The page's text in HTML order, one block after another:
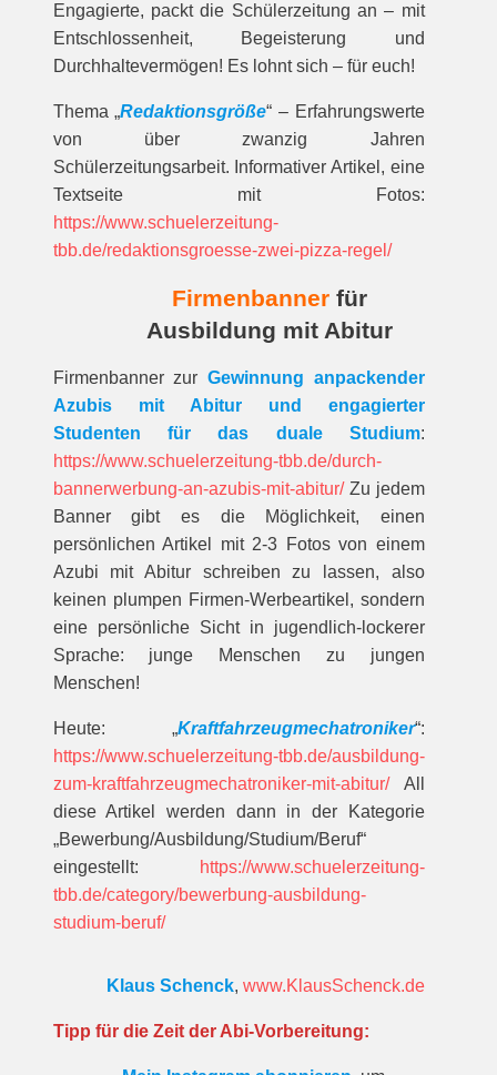
Engagierte, packt die Schülerzeitung an – mit
Entschlossenheit, Begeisterung und
Durchhaltevermögen! Es lohnt sich – für euch!
Thema „Redaktionsgröße“ – Erfahrungswerte
von über zwanzig Jahren
Schülerzeitungsarbeit. Informativer Artikel, eine
Textseite mit Fotos:
https://www.schuelerzeitung-
tbb.de/redaktionsgroesse-zwei-pizza-regel/
Firmenbanner für
Ausbildung mit Abitur
Firmenbanner zurGewinnung anpackender
Azubis mit Abitur und engagierter
Studenten für das duale Studium:
https://www.schuelerzeitung-tbb.de/durch-
bannerwerbung-an-azubis-mit-abitur/Zu jedem
Banner gibt es die Möglichkeit, einen
persönlichen Artikel mit 2-3 Fotos von einem
Azubi mit Abitur schreiben zu lassen, also
keinen plumpen Firmen-Werbeartikel, sondern
eine persönliche Sicht in jugendlich-lockerer
Sprache: junge Menschen zu jungen
Menschen!
Heute: „Kraftfahrzeugmechatroniker“:
https://www.schuelerzeitung-tbb.de/ausbildung-
zum-kraftfahrzeugmechatroniker-mit-abitur/All
diese Artikel werden dann in der Kategorie
„Bewerbung/Ausbildung/Studium/Beruf“
eingestellt:
https://www.schuelerzeitung-
tbb.de/category/bewerbung-ausbildung-
studium-beruf/
Klaus Schenck, www.KlausSchenck.de
Tipp für die Zeit der Abi-Vorbereitung: